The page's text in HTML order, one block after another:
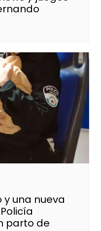
y una nueva
parto de